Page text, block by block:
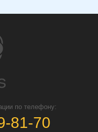
по телефону:
81-70